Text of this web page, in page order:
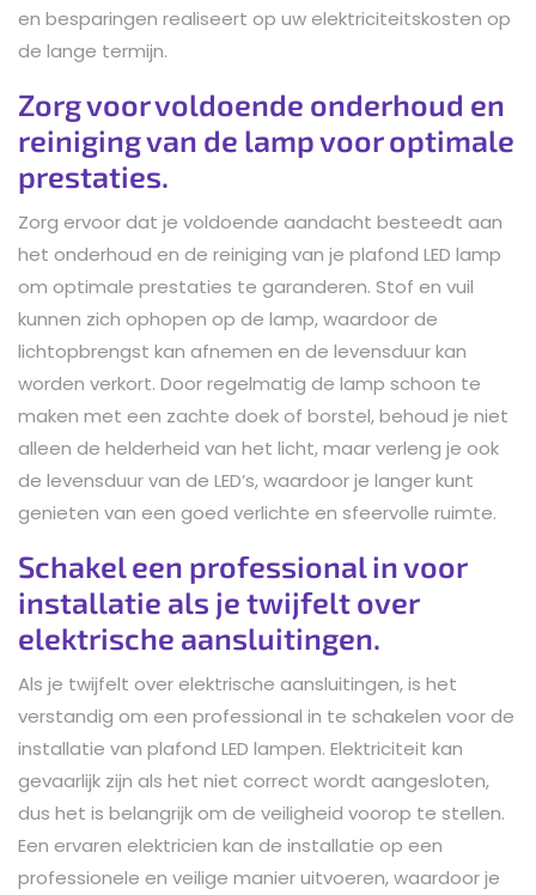
en besparingen realiseert op uw elektriciteitskosten op
de lange termijn.
Zorg voor voldoende onderhoud en
reiniging van de lamp voor optimale
prestaties.
Zorg ervoor dat je voldoende aandacht besteedt aan
het onderhoud en de reiniging van je plafond LED lamp
om optimale prestaties te garanderen. Stof en vuil
kunnen zich ophopen op de lamp, waardoor de
lichtopbrengst kan afnemen en de levensduur kan
worden verkort. Door regelmatig de lamp schoon te
maken met een zachte doek of borstel, behoud je niet
alleen de helderheid van het licht, maar verleng je ook
de levensduur van de LED’s, waardoor je langer kunt
genieten van een goed verlichte en sfeervolle ruimte.
Schakel een professional in voor
installatie als je twijfelt over
elektrische aansluitingen.
Als je twijfelt over elektrische aansluitingen, is het
verstandig om een professional in te schakelen voor de
installatie van plafond LED lampen. Elektriciteit kan
gevaarlijk zijn als het niet correct wordt aangesloten,
dus het is belangrijk om de veiligheid voorop te stellen.
Een ervaren elektricien kan de installatie op een
professionele en veilige manier uitvoeren, waardoor je